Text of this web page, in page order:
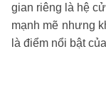
gian riêng là hệ
mạnh mẽ nhưng
là điểm nổi bật